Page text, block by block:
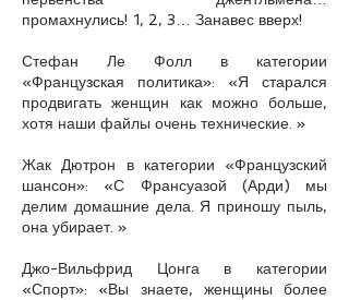
промахнулись! 1, 2, 3… Занавес вверх!
Стефан Ле Фолл в категории
«Французская политика»: «Я старался
продвигать женщин как можно больше,
хотя наши файлы очень технические. »
Жак Дютрон в категории «Французский
шансон»: «С Франсуазой (Арди) мы
делим домашние дела. Я приношу пыль,
она убирает. »
Джо-Вильфрид Цонга в категории
«Спорт»: «Вы знаете, женщины более